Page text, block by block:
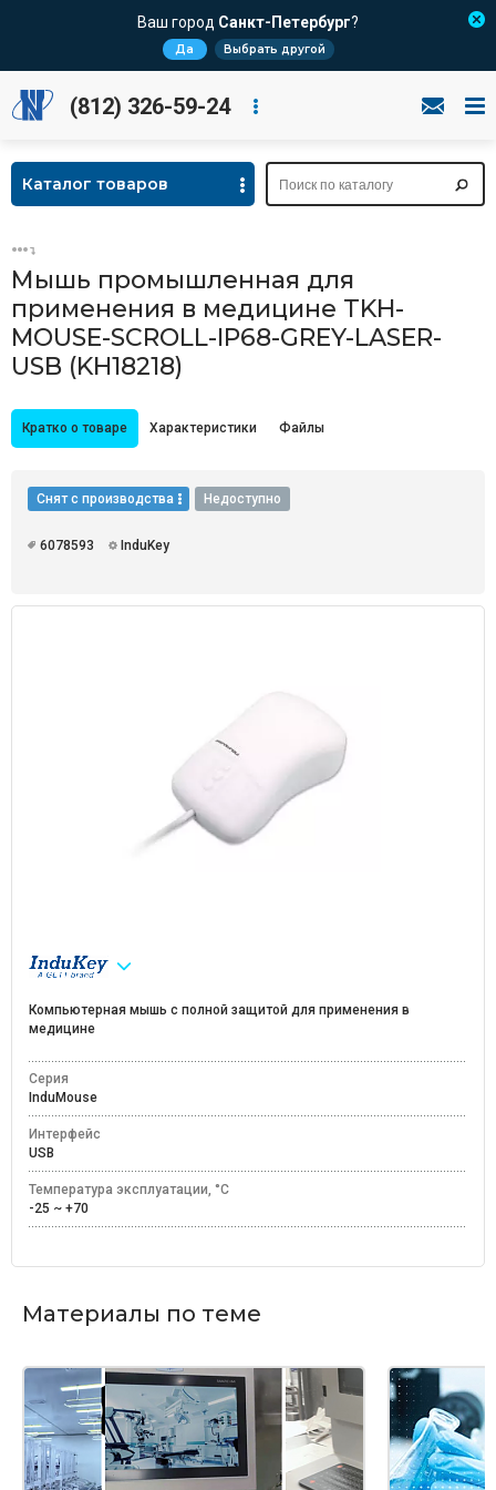
Ваш город Санкт-Петербург?
Да Выбрать другой
(812) 326-59-24
Каталог товаров
Мышь промышленная для
применения в медицине TKH-
MOUSE-SCROLL-IP68-GREY-LASER-
USB (KH18218)
Кратко о товаре Характеристики Файлы
Снят с производства Недоступно
6078593 InduKey
Компьютерная мышь с полной защитой для применения в
медицине
Серия
InduMouse
Интерфейс
USB
Температура эксплуатации, °C
-25 ~ +70
Материалы по теме